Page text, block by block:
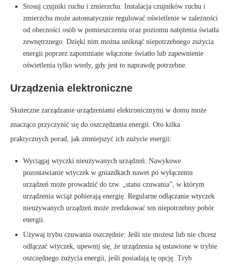
Stosuj czujniki ruchu i zmierzchu: Instalacja czujników ruchu i
zmierzchu może automatycznie regulować oświetlenie w zależności
od obecności osób w pomieszczeniu oraz poziomu natężenia światła
zewnętrznego. Dzięki nim można uniknąć niepotrzebnego zużycia
energii poprzez zapomniane włączone światło lub zapewnienie
oświetlenia tylko wtedy, gdy jest to naprawdę potrzebne.
Urządzenia elektroniczne
Skuteczne zarządzanie urządzeniami elektronicznymi w domu może
znacząco przyczynić się do oszczędzania energii. Oto kilka
praktycznych porad, jak zmniejszyć ich zużycie energii:
Wyciągaj wtyczki nieużywanych urządzeń: Nawykowe
pozostawianie wtyczek w gniazdkach nawet po wyłączeniu
urządzeń może prowadzić do tzw. „stanu czuwania”, w którym
urządzenia wciąż pobierają energię. Regularne odłączanie wtyczek
nieużywanych urządzeń może zredukować ten niepotrzebny pobór
energii.
Używaj trybu czuwania oszczędnie: Jeśli nie możesz lub nie chcesz
odłączać wtyczek, upewnij się, że urządzenia są ustawione w trybie
oszczędnego zużycia energii, jeśli posiadają tę opcję. Tryb